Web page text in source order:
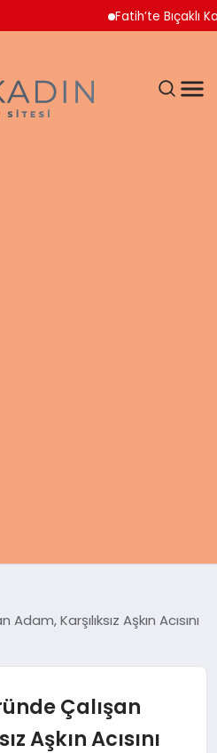
Fatih’te Bıçaklı
Karşılıksız Aşkın Acısını
Çalışan
Aşkın Acısını